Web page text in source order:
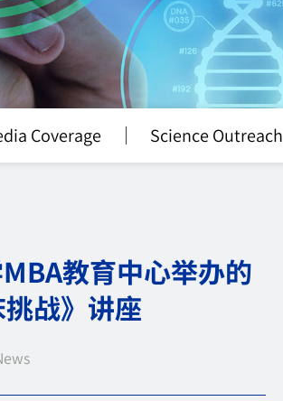
Coverage Science Outreach
教育中心举办的
战》讲座